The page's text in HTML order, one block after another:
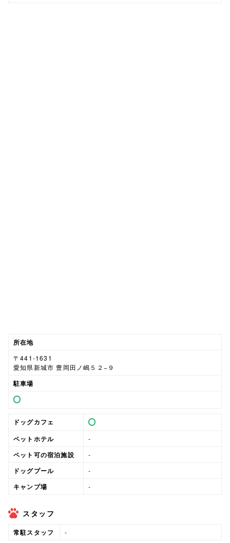
所在地
〒441-1631
愛知県新城市 豊岡田ノ嶋５２−９
駐車場
ドッグカフェ
ペットホテル
-
ペット可の宿泊施設 -
ドッグプール -
キャンプ場 -
スタッフ
常駐スタッフ -